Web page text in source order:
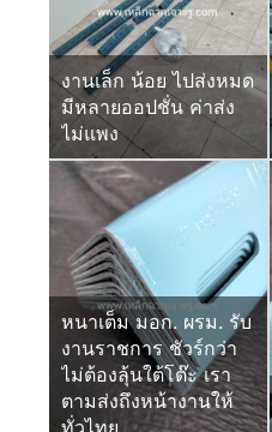
งานเล็ก น้อย ไปส่งหมด
มีหลายออปชั่น ค่าส่ง
ไม่แพง
หนาเต็ม มอก. ผรม. รับ
งานราชการ ชัวร์กว่า
ไม่ต้องลุ้นใต้โต๊ะ เรา
ตามส่งถึงหน้างานให้
ทั่วไทย